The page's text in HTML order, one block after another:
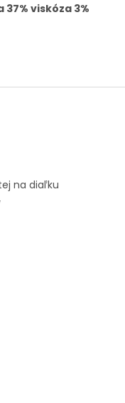
37% viskóza 3%
na diaľku